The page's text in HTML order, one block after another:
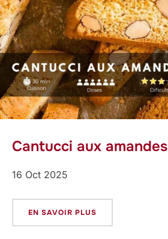
Cantucci aux amandes
16 Oct 2025
EN SAVOIR PLUS